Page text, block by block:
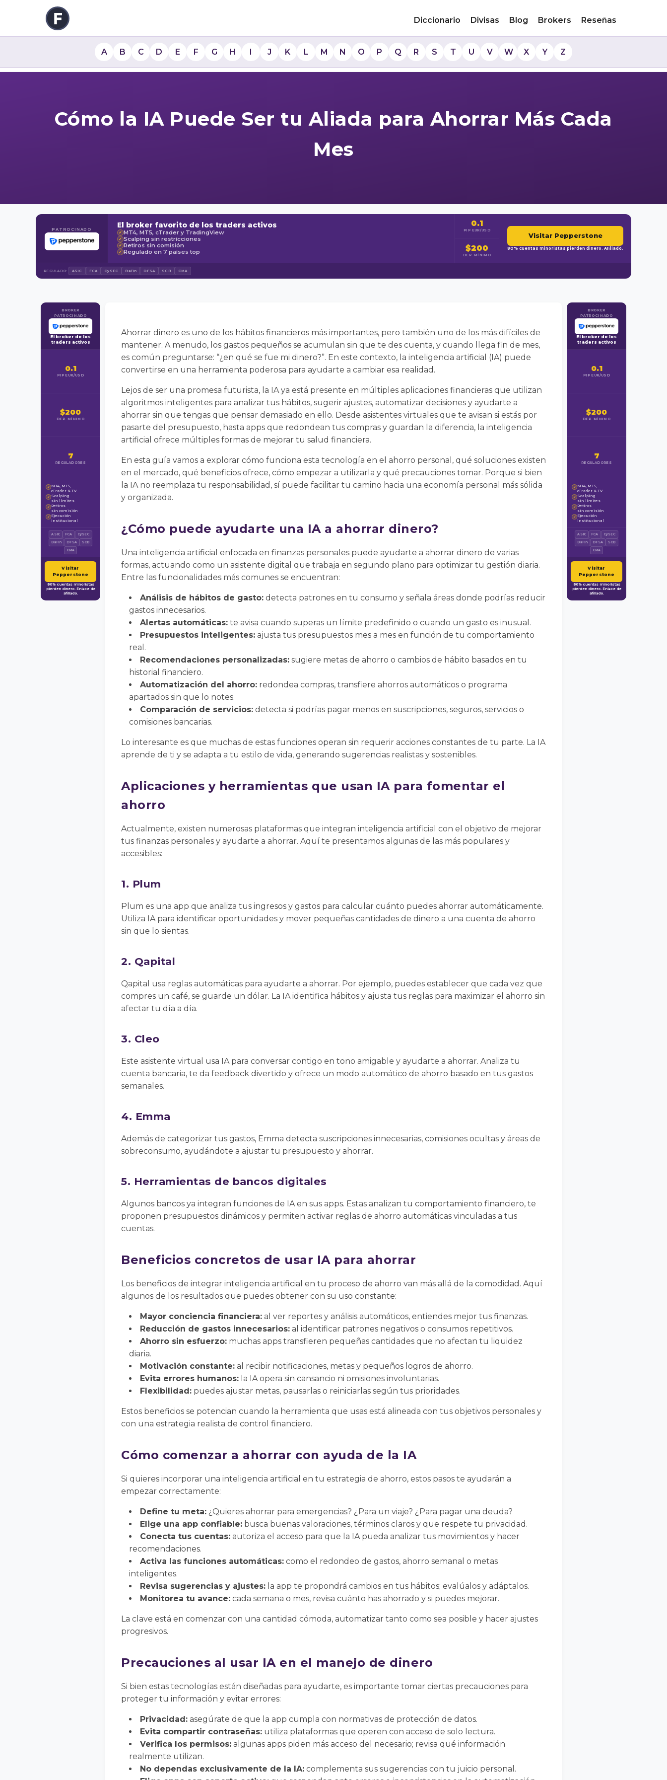
Diccionario Divisas Blog Brokers Reseñas
A B C D E F G H I J K L M N O P Q R S T U V W X Y Z
Cómo la IA Puede Ser tu Aliada para Ahorrar Más Cada
Mes
PATROCINADO El broker favorito de los traders activos
✓ MT4, MT5, cTrader y TradingView
✓ Scalping sin restricciones
✓ Retiros sin comisión
✓ Regulado en 7 países top
0.1
PIP EUR/USD
$200
DEP. MÍNIMO
Visitar Pepperstone
80% cuentas minoristas pierden dinero. Afiliado.
REGULADO: ASIC FCA CySEC BaFin DFSA SCB CMA
BROKER
PATROCINADO
El broker de los
traders activos
0.1
PIP EUR/USD
$200
DEP. MÍNIMO
7
REGULADORES
✓ MT4, MT5,
cTrader & TV
✓ Scalping
sin límites
✓ Retiros
sin comisión
✓ Ejecución
institucional
ASIC FCA
CySEC
BaFin
DFSA
SCB
CMA
Visitar
Pepperstone
80% cuentas minoristas
pierden dinero. Enlace de
afiliado.
Ahorrar dinero es uno de los hábitos financieros más importantes, pero también uno de los más difíciles de
mantener. A menudo, los gastos pequeños se acumulan sin que te des cuenta, y cuando llega fin de mes,
es común preguntarse: “¿en qué se fue mi dinero?”. En este contexto, la inteligencia artificial (IA) puede
convertirse en una herramienta poderosa para ayudarte a cambiar esa realidad.
Lejos de ser una promesa futurista, la IA ya está presente en múltiples aplicaciones financieras que utilizan
algoritmos inteligentes para analizar tus hábitos, sugerir ajustes, automatizar decisiones y ayudarte a
ahorrar sin que tengas que pensar demasiado en ello. Desde asistentes virtuales que te avisan si estás por
pasarte del presupuesto, hasta apps que redondean tus compras y guardan la diferencia, la inteligencia
artificial ofrece múltiples formas de mejorar tu salud financiera.
En esta guía vamos a explorar cómo funciona esta tecnología en el ahorro personal, qué soluciones existen
en el mercado, qué beneficios ofrece, cómo empezar a utilizarla y qué precauciones tomar. Porque si bien
la IA no reemplaza tu responsabilidad, sí puede facilitar tu camino hacia una economía personal más sólida
y organizada.
¿Cómo puede ayudarte una IA a ahorrar dinero?
Una inteligencia artificial enfocada en finanzas personales puede ayudarte a ahorrar dinero de varias
formas, actuando como un asistente digital que trabaja en segundo plano para optimizar tu gestión diaria.
Entre las funcionalidades más comunes se encuentran:
Análisis de hábitos de gasto: detecta patrones en tu consumo y señala áreas donde podrías reducir
gastos innecesarios.
Alertas automáticas: te avisa cuando superas un límite predefinido o cuando un gasto es inusual.
Presupuestos inteligentes: ajusta tus presupuestos mes a mes en función de tu comportamiento
real.
Recomendaciones personalizadas: sugiere metas de ahorro o cambios de hábito basados en tu
historial financiero.
Automatización del ahorro: redondea compras, transfiere ahorros automáticos o programa
apartados sin que lo notes.
Comparación de servicios: detecta si podrías pagar menos en suscripciones, seguros, servicios o
comisiones bancarias.
Lo interesante es que muchas de estas funciones operan sin requerir acciones constantes de tu parte. La IA
aprende de ti y se adapta a tu estilo de vida, generando sugerencias realistas y sostenibles.
Aplicaciones y herramientas que usan IA para fomentar el
ahorro
Actualmente, existen numerosas plataformas que integran inteligencia artificial con el objetivo de mejorar
tus finanzas personales y ayudarte a ahorrar. Aquí te presentamos algunas de las más populares y
accesibles:
1. Plum
Plum es una app que analiza tus ingresos y gastos para calcular cuánto puedes ahorrar automáticamente.
Utiliza IA para identificar oportunidades y mover pequeñas cantidades de dinero a una cuenta de ahorro
sin que lo sientas.
2. Qapital
Qapital usa reglas automáticas para ayudarte a ahorrar. Por ejemplo, puedes establecer que cada vez que
compres un café, se guarde un dólar. La IA identifica hábitos y ajusta tus reglas para maximizar el ahorro sin
afectar tu día a día.
3. Cleo
Este asistente virtual usa IA para conversar contigo en tono amigable y ayudarte a ahorrar. Analiza tu
cuenta bancaria, te da feedback divertido y ofrece un modo automático de ahorro basado en tus gastos
semanales.
4. Emma
Además de categorizar tus gastos, Emma detecta suscripciones innecesarias, comisiones ocultas y áreas de
sobreconsumo, ayudándote a ajustar tu presupuesto y ahorrar.
5. Herramientas de bancos digitales
Algunos bancos ya integran funciones de IA en sus apps. Estas analizan tu comportamiento financiero, te
proponen presupuestos dinámicos y permiten activar reglas de ahorro automáticas vinculadas a tus
cuentas.
Beneficios concretos de usar IA para ahorrar
Los beneficios de integrar inteligencia artificial en tu proceso de ahorro van más allá de la comodidad. Aquí
algunos de los resultados que puedes obtener con su uso constante:
Mayor conciencia financiera: al ver reportes y análisis automáticos, entiendes mejor tus finanzas.
Reducción de gastos innecesarios: al identificar patrones negativos o consumos repetitivos.
Ahorro sin esfuerzo: muchas apps transfieren pequeñas cantidades que no afectan tu liquidez
diaria.
Motivación constante: al recibir notificaciones, metas y pequeños logros de ahorro.
Evita errores humanos: la IA opera sin cansancio ni omisiones involuntarias.
Flexibilidad: puedes ajustar metas, pausarlas o reiniciarlas según tus prioridades.
Estos beneficios se potencian cuando la herramienta que usas está alineada con tus objetivos personales y
con una estrategia realista de control financiero.
Cómo comenzar a ahorrar con ayuda de la IA
Si quieres incorporar una inteligencia artificial en tu estrategia de ahorro, estos pasos te ayudarán a
empezar correctamente:
Define tu meta: ¿Quieres ahorrar para emergencias? ¿Para un viaje? ¿Para pagar una deuda?
Elige una app confiable: busca buenas valoraciones, términos claros y que respete tu privacidad.
Conecta tus cuentas: autoriza el acceso para que la IA pueda analizar tus movimientos y hacer
recomendaciones.
Activa las funciones automáticas: como el redondeo de gastos, ahorro semanal o metas
inteligentes.
Revisa sugerencias y ajustes: la app te propondrá cambios en tus hábitos; evalúalos y adáptalos.
Monitorea tu avance: cada semana o mes, revisa cuánto has ahorrado y si puedes mejorar.
La clave está en comenzar con una cantidad cómoda, automatizar tanto como sea posible y hacer ajustes
progresivos.
Precauciones al usar IA en el manejo de dinero
Si bien estas tecnologías están diseñadas para ayudarte, es importante tomar ciertas precauciones para
proteger tu información y evitar errores:
Privacidad: asegúrate de que la app cumpla con normativas de protección de datos.
Evita compartir contraseñas: utiliza plataformas que operen con acceso de solo lectura.
Verifica los permisos: algunas apps piden más acceso del necesario; revisa qué información
realmente utilizan.
No dependas exclusivamente de la IA: complementa sus sugerencias con tu juicio personal.
BROKER
PATROCINADO
El broker de los
traders activos
0.1
PIP EUR/USD
$200
DEP. MÍNIMO
7
REGULADORES
✓ MT4, MT5,
cTrader & TV
✓ Scalping
sin límites
✓ Retiros
sin comisión
✓ Ejecución
institucional
ASIC FCA
CySEC
BaFin
DFSA
SCB
CMA
Visitar
Pepperstone
80% cuentas minoristas
pierden dinero. Enlace de
afiliado.